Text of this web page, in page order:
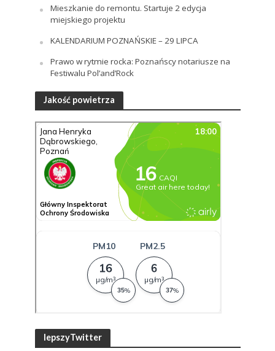
Mieszkanie do remontu. Startuje 2 edycja
miejskiego projektu
KALENDARIUM POZNAŃSKIE – 29 LIPCA
Prawo w rytmie rocka: Poznańscy notariusze na
Festiwalu Pol’and’Rock
Jakość powietrza
lepszyTwitter